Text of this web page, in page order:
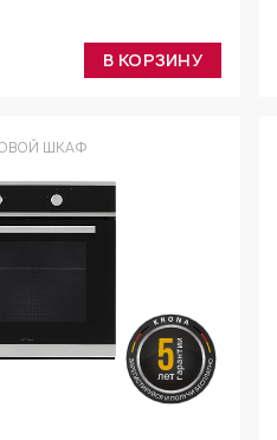
В КОРЗИНУ
ШКАФ